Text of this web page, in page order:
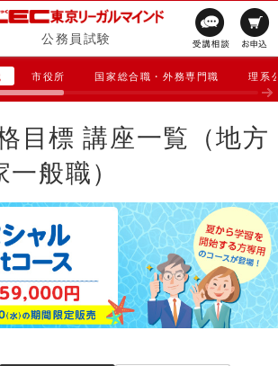
公務員試験
市役所 国家総合職・外務専門職 理系
目標 講座一覧（地方
般職）